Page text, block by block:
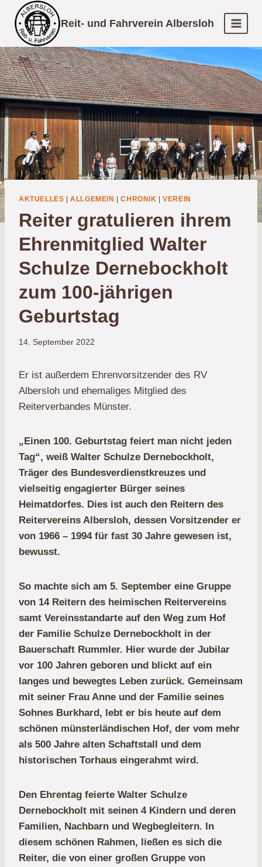
Inhalt
springen
Reit- und Fahrverein Albersloh
AKTUELLES |ALLGEMEIN |CHRONIK |VEREIN
Reiter gratulieren ihrem
Ehrenmitglied Walter
Schulze Dernebockholt
zum 100-jährigen
Geburtstag
14. September 2022
Er ist außerdem Ehrenvorsitzender des RV
Albersloh und ehemaliges Mitglied des
Reiterverbandes Münster.
„Einen 100. Geburtstag feiert man nicht jeden
Tag“, weiß Walter Schulze Dernebockholt,
Träger des Bundesverdienstkreuzes und
vielseitig engagierter Bürger seines
Heimatdorfes. Dies ist auch den Reitern des
Reitervereins Albersloh, dessen Vorsitzender er
von 1966 – 1994 für fast 30 Jahre gewesen ist,
bewusst.
So machte sich am 5. September eine Gruppe
von 14 Reitern des heimischen Reitervereins
samt Vereinsstandarte auf den Weg zum Hof
der Familie Schulze Dernebockholt in der
Bauerschaft Rummler. Hier wurde der Jubilar
vor 100 Jahren geboren und blickt auf ein
langes und bewegtes Leben zurück. Gemeinsam
mit seiner Frau Anne und der Familie seines
Sohnes Burkhard, lebt er bis heute auf dem
schönen münsterländischen Hof, der vom mehr
als 500 Jahre alten Schaftstall und dem
historischen Torhaus eingerahmt wird.
Den Ehrentag feierte Walter Schulze
Dernebockholt mit seinen 4 Kindern und deren
Familien, Nachbarn und Wegbegleitern. In
diesem schönen Rahmen, ließen es sich die
Reiter, die von einer großen Gruppe von